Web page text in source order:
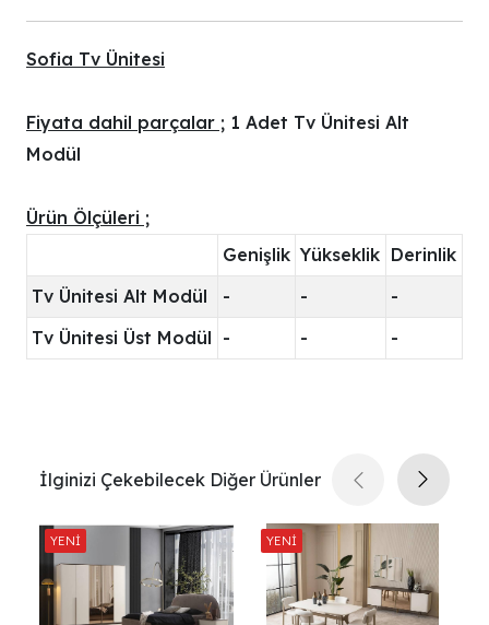
Sofia Tv Ünitesi
Fiyata dahil parçalar ; 1 Adet Tv Ünitesi Alt
Modül
Ürün Ölçüleri ;
Genişlik Yükseklik Derinlik
Tv Ünitesi Alt Modül
- -
-
Tv Ünitesi Üst Modül - - -
İlginizi Çekebilecek Diğer Ürünler